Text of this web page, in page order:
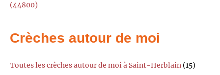
(44800)
Crèches autour de moi
Toutes les crèches autour de moi à Saint-Herblain (15)